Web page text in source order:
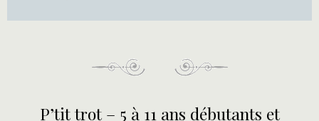
P’tit trot – 5 à 11 ans débutants et